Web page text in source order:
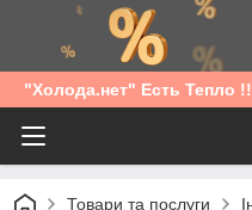
"Холода.нет" Есть Тепло
Товари та послуги